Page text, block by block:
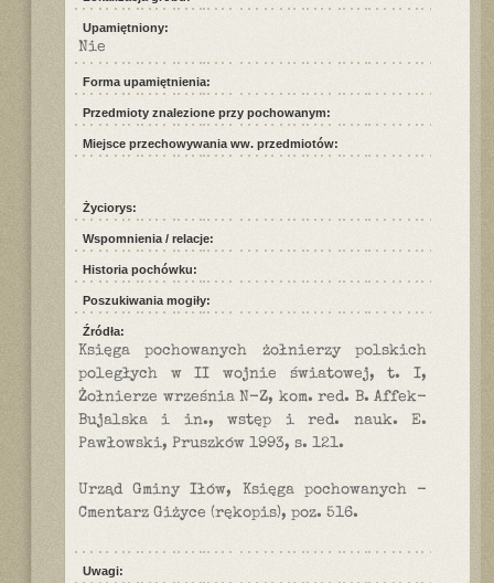
Upamiętniony:
Nie
Forma upamiętnienia:
Przedmioty znalezione przy pochowanym:
Miejsce przechowywania ww. przedmiotów:
Życiorys:
Wspomnienia / relacje:
Historia pochówku:
Poszukiwania mogiły:
Źródła:
Księga pochowanych żołnierzy polskich
poległych w II wojnie światowej, t. I,
Żołnierze września N-Z, kom. red. B. Affek-
Bujalska i in., wstęp i red. nauk. E.
Pawłowski, Pruszków 1993, s. 121.
Urząd Gminy Iłów, Księga pochowanych -
Cmentarz Giżyce (rękopis), poz. 516.
Uwagi: